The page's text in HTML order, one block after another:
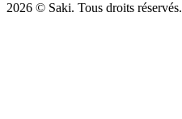
2026 © Saki. Tous droits réservés.